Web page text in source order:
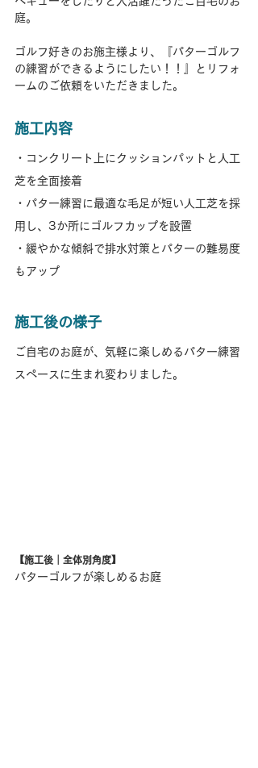
庭。
ゴルフ好きのお施主様より、『パターゴルフ
の練習ができるようにしたい！！』とリフォ
ームのご依頼をいただきました。
施工内容
・コンクリート上にクッションパットと人工
芝を全面接着
・パター練習に最適な毛足が短い人工芝を採
用し、3か所にゴルフカップを設置
・緩やかな傾斜で排水対策とパターの難易度
もアップ
施工後の様子
ご自宅のお庭が、気軽に楽しめるパター練習
スペースに生まれ変わりました。
【施工後｜全体別角度】
パターゴルフが楽しめるお庭